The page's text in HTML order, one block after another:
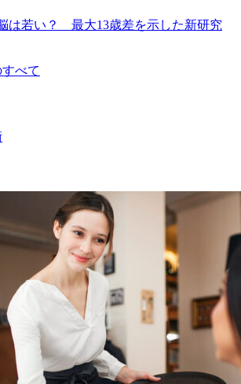
は若い？ 最大13歳差を示した新研究
べて